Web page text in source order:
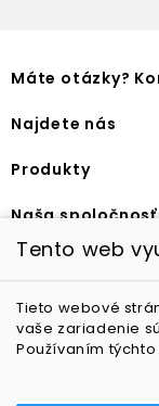
Máte otázky?
Najdete nás
Produkty
Naša spoločnosť
Ostatné
Dodání a
Tento web
Tieto webové
vaše zariadenie
Používaním